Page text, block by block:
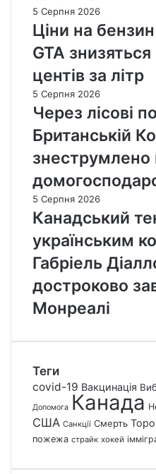
5 Серпня 2026
Ціни на
GTA
центів за літр
5 Серпня 2026
Через лісові
Британській
5 Серпня 2026
Канадський
українським
Габріель
достроково
Монреалі
Теги
covid-19 Вакцинація
Допомога Канада
США Санкції Смерть
пожежа страйк хокей